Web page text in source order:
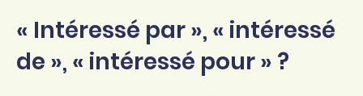
« Intéressé par », « intéressé
de », « intéressé pour » ?